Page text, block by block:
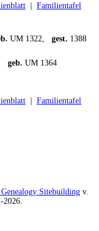
| Familientafel
UM 1322, gest. 1388
geb. UM 1364
| Familientafel
Sitebuilding v.